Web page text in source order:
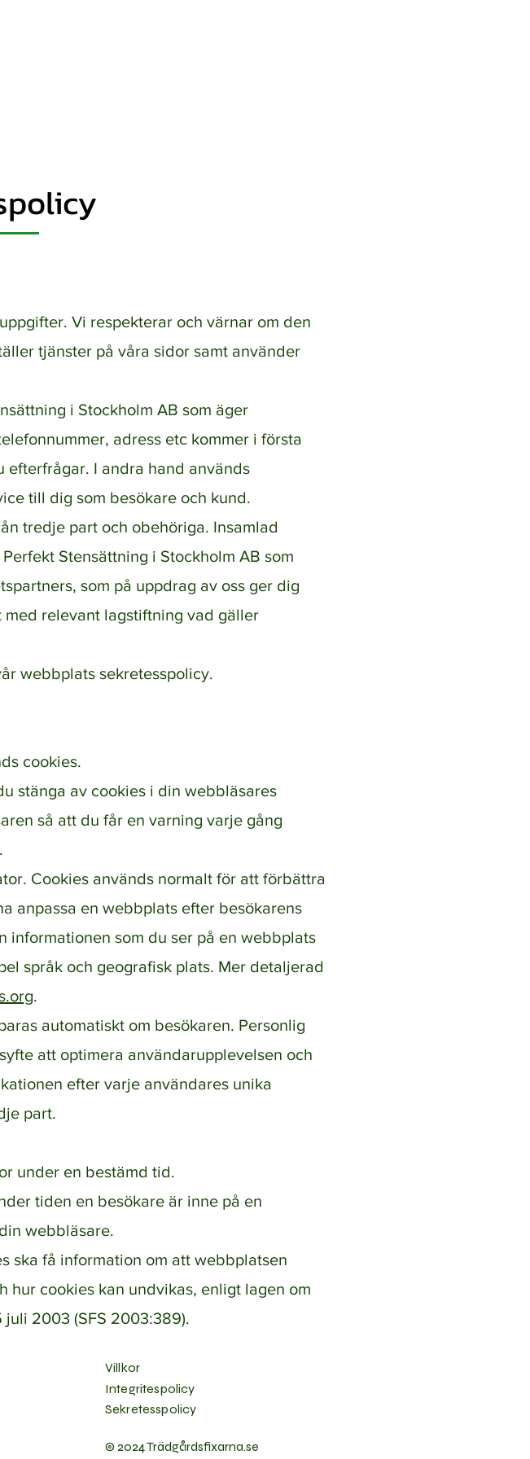
Vi respekterar och värnar om den
tjänster på våra sidor samt använder
i Stockholm AB som äger
adress etc kommer i första
efterfrågar. I andra hand används
till dig som besökare och kund.
tredje part och obehöriga. Insamlad
Stensättning i Stockholm AB som
som på uppdrag av oss ger dig
relevant lagstiftning vad gäller
webbplats sekretesspolicy.
cookies.
stänga av cookies i din webbläsares
så att du får en varning varje gång
Cookies används normalt för att förbättra
anpassa en webbplats efter besökarens
informationen som du ser på en webbplats
språk och geografisk plats. Mer detaljerad
.
automatiskt om besökaren. Personlig
att optimera användarupplevelsen och
efter varje användares unika
part.
under en bestämd tid.
tiden en besökare är inne på en
webbläsare.
ska få information om att webbplatsen
hur cookies kan undvikas, enligt lagen om
2003 (SFS 2003:389).
Villkor
Integritespolicy
Sekretesspolicy
© 2024Trädgårdsfixarna.se